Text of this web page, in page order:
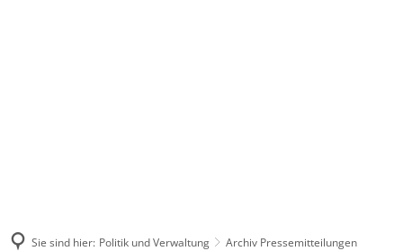
Sie sind hier: Politik und Verwaltung
Archiv Pressemitteilungen